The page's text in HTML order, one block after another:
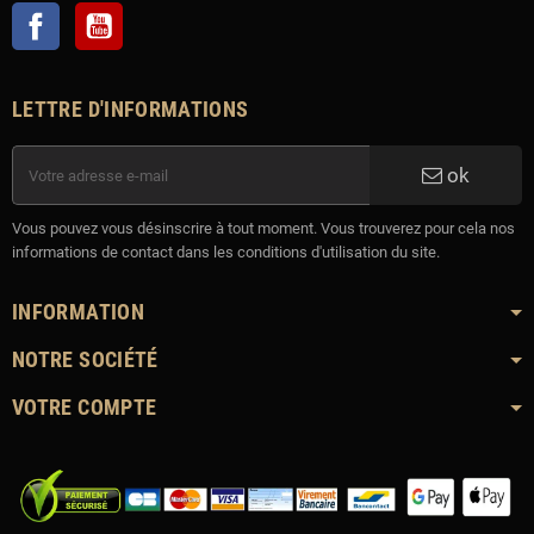
Facebook
LETTRE D'INFORMATIONS
ok
Vous pouvez vous désinscrire à tout moment. Vous trouverez pour cela nos
informations de contact dans les conditions d'utilisation du site.
INFORMATION
NOTRE SOCIÉTÉ
VOTRE COMPTE